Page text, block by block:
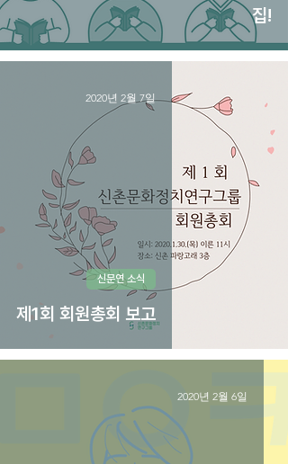
집!
제1회 회원총회 보고
신문연 소식
2020년 2월 7일
2020년 2월 6일